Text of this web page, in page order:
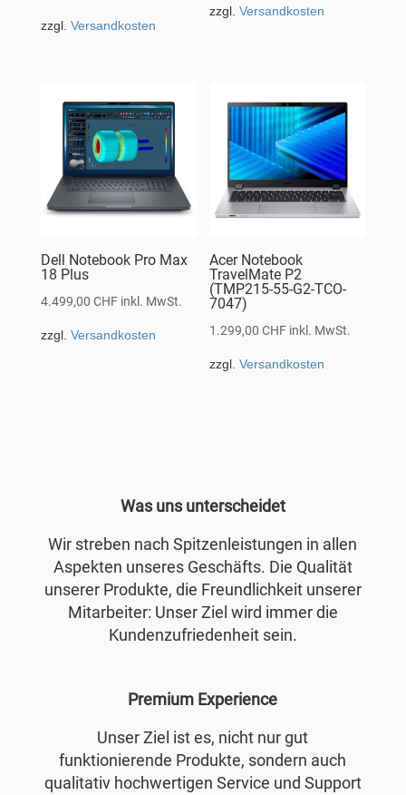
zzgl. Versandkosten
zzgl.Versandkosten
Dell Notebook Pro Max
18 Plus
4.499,00 CHF inkl. MwSt.
zzgl. Versandkosten
Acer Notebook
TravelMate P2
(TMP215-55-G2-TCO-
7047)
1.299,00CHF inkl. MwSt.
zzgl.Versandkosten
Was uns unterscheidet
Wir streben nach Spitzenleistungen in allen
Aspekten unseres Geschäfts. Die Qualität
unserer Produkte, die Freundlichkeit unserer
Mitarbeiter: Unser Ziel wird immer die
Kundenzufriedenheit sein.
Premium Experience
Unser Ziel ist es, nicht nur gut
funktionierende Produkte, sondern auch
qualitativ hochwertigen Service und Support